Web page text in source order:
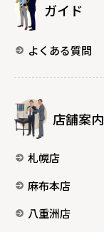
ガイド
よくある質問
店舗案内
札幌店
麻布本店
八重洲店